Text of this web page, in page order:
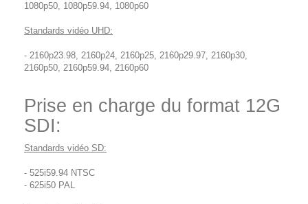
1080p50, 1080p59.94, 1080p60
Standards vidéo UHD:
- 2160p23.98, 2160p24, 2160p25, 2160p29.97, 2160p30,
2160p50, 2160p59.94, 2160p60
Prise en charge du format 12G
SDI:
Standards vidéo SD:
- 525i59.94 NTSC
- 625i50 PAL